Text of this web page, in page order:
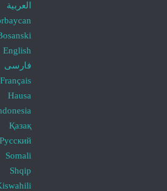
العربية
English
فارسی
Français
Hausa
Қазақ
Русский
Somali
Shqip